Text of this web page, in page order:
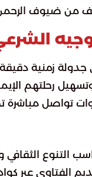
من ضيوف
جدولة زمنية
رحلتهم
تواصل
التنوع الثقافي
الفتاوى عبر